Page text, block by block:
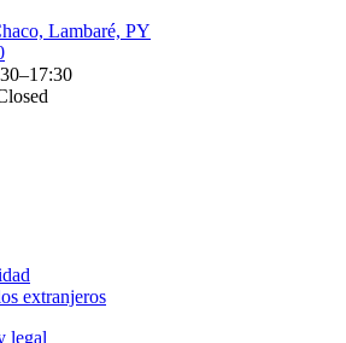
Lambaré, PY
extranjeros
legal